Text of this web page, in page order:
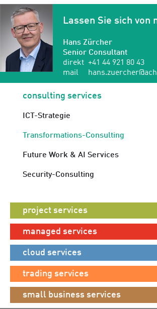
Lassen Sie sich von
Hans Zürcher
Senior Consultant
direkt +41 44 921 80 43
mail
consulting services
ICT-Strategie
Transformations-Consulting
Future Work & AI Services
Security-Consulting
project services
managed services
cloud services
trading services
small business services